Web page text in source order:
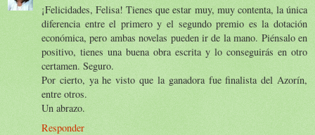
¡Felicidades, Felisa! Tienes que estar muy, muy contenta, la única
diferencia entre el primero y el segundo premio es la dotación
económica, pero ambas novelas pueden ir de la mano. Piénsalo en
positivo, tienes una buena obra escrita y lo conseguirás en otro
certamen. Seguro.
Por cierto, ya he visto que la ganadora fue finalista del Azorín,
entre otros.
Un abrazo.
Responder